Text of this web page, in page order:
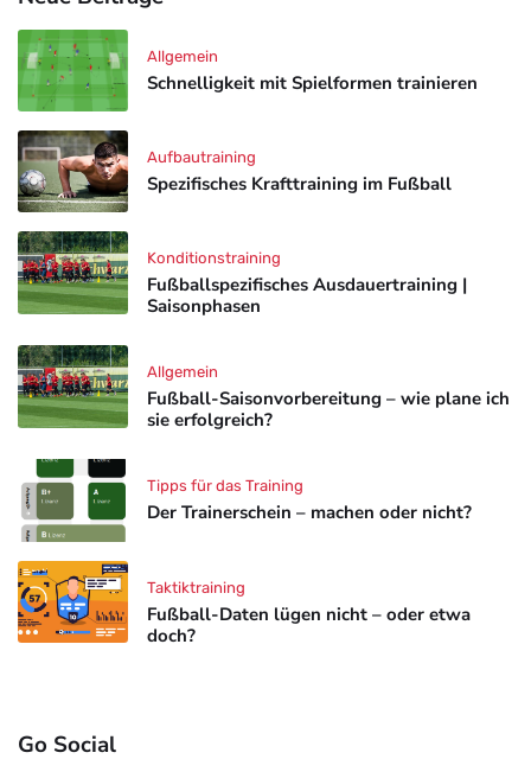
Schnelligkeit mit Spielformen trainieren
Allgemein
Spezifisches Krafttraining im Fußball
Aufbautraining
Fußballspezifisches Ausdauertraining |
Saisonphasen
Konditionstraining
Fußball-Saisonvorbereitung – wie plane ich
sie erfolgreich?
Allgemein
Der Trainerschein – machen oder nicht?
Tipps für das Training
Fußball-Daten lügen nicht – oder etwa
doch?
Taktiktraining
Go Social